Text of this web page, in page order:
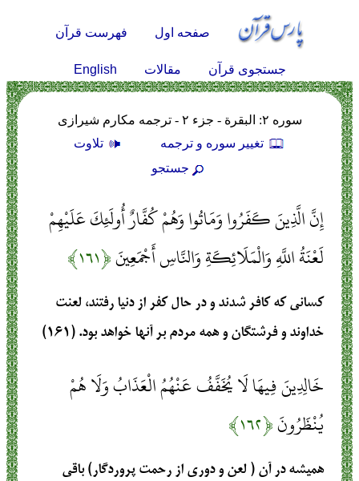
صفحه اول فهرست قرآن
جستجوی قرآن مقالات English
سوره ۲: البقرة - جزء ۲ - ترجمه مکارم شیرازی
تغيير سوره و ترجمه
تلاوت
جستجو
إِنَّ الَّذِينَ كَفَرُوا وَمَاتُوا وَهُمْ كُفَّارٌ أُولَئِكَ عَلَيْهِمْ
لَعْنَةُ اللَّهِ وَالْمَلَائِكَةِ وَالنَّاسِ أَجْمَعِينَ﴿۱۶۱﴾
كساني كه كافر شدند و در حال كفر از دنيا رفتند، لعنت
خداوند و فرشتگان و همه مردم بر آنها خواهد بود. (۱۶۱)
خَالِدِينَ فِيهَا لَا يُخَفَّفُ عَنْهُمُ الْعَذَابُ وَلَا هُمْ
يُنْظَرُونَ﴿۱۶۲﴾
هميشه در آن ( لعن و دوري از رحمت پروردگار) باقي